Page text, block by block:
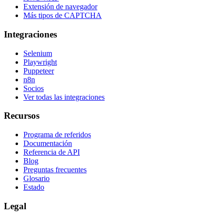
Extensión de navegador
Más tipos de CAPTCHA
Integraciones
Selenium
Playwright
Puppeteer
n8n
Socios
Ver todas las integraciones
Recursos
Programa de referidos
Documentación
Referencia de API
Blog
Preguntas frecuentes
Glosario
Estado
Legal